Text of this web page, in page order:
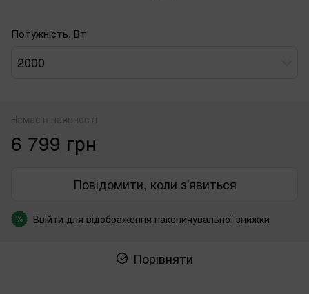
Потужність, Вт
2000
Немає в наявності
6 799 грн
Повідомити, коли з'явиться
% Ввійти для відображення накопичувальної знижки
Порівняти